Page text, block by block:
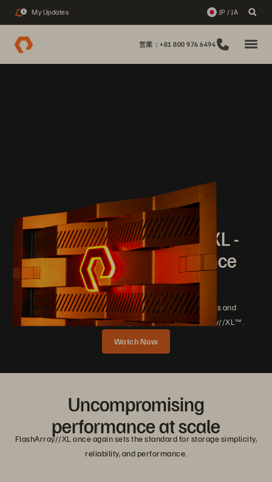
1 My Updates JP / JA
営業：+81 800 976 6494
Pure//Launch
Next-gen FlashArray//XL -
Unmatched Performance
Density
Meet the needs of your most demanding workloads and
environments with the next generation of FlashArray//XL™.
Watch Now
Uncompromising
performance at scale
FlashArray//XL once again sets the standard for storage simplicity,
reliability, and performance.